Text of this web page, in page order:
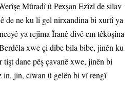
Mûradî û Pexşan Ezîzî de silav
de ne ku li gel nirxandina bi xurtî ya
ya rejîma Îranê divê em têkoşîna
xwe çi dibe bila bibe, jinên ku
dane pêş çavanê xwe, jinên bi
in, jin, ciwan û gelên bi vî rengî